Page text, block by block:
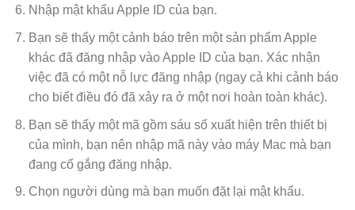
Nhập mật khẩu Apple ID của bạn.
Bạn sẽ thấy một cảnh báo trên một sản phẩm Apple
khác đã đăng nhập vào Apple ID của bạn. Xác nhận
việc đã có một nỗ lực đăng nhập (ngay cả khi cảnh báo
cho biết điều đó đã xảy ra ở một nơi hoàn toàn khác).
Bạn sẽ thấy một mã gồm sáu số xuất hiện trên thiết bị
của mình, bạn nên nhập mã này vào máy Mac mà bạn
đang cố gắng đăng nhập.
Chọn người dùng mà bạn muốn đặt lại mật khẩu.